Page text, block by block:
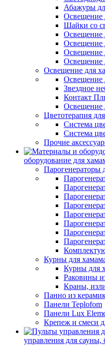
Абажуры
Освещение
Шайки со
Освещение
Освещение
Освещение
Освещение
Освещение для
Освещение
Звездное
Контакт
Освещение
Цветотерапия
Система
Система
Прочие
оборудование для
Парогенераторы
Курны для
Курны для
Раковины
Краны,
Панно из
Панели Teplofom
Панели Lux
Крепеж и смеси
управления для сауны,